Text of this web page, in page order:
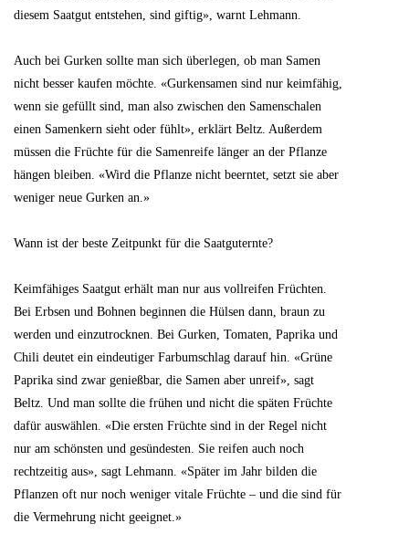
diesem Saatgut entstehen, sind giftig», warnt Lehmann.
Auch bei Gurken sollte man sich überlegen, ob man Samen
nicht besser kaufen möchte. «Gurkensamen sind nur keimfähig,
wenn sie gefüllt sind, man also zwischen den Samenschalen
einen Samenkern sieht oder fühlt», erklärt Beltz. Außerdem
müssen die Früchte für die Samenreife länger an der Pflanze
hängen bleiben. «Wird die Pflanze nicht beerntet, setzt sie aber
weniger neue Gurken an.»
Wann ist der beste Zeitpunkt für die Saatguternte?
Keimfähiges Saatgut erhält man nur aus vollreifen Früchten.
Bei Erbsen und Bohnen beginnen die Hülsen dann, braun zu
werden und einzutrocknen. Bei Gurken, Tomaten, Paprika und
Chili deutet ein eindeutiger Farbumschlag darauf hin. «Grüne
Paprika sind zwar genießbar, die Samen aber unreif», sagt
Beltz. Und man sollte die frühen und nicht die späten Früchte
dafür auswählen. «Die ersten Früchte sind in der Regel nicht
nur am schönsten und gesündesten. Sie reifen auch noch
rechtzeitig aus», sagt Lehmann. «Später im Jahr bilden die
Pflanzen oft nur noch weniger vitale Früchte – und die sind für
die Vermehrung nicht geeignet.»